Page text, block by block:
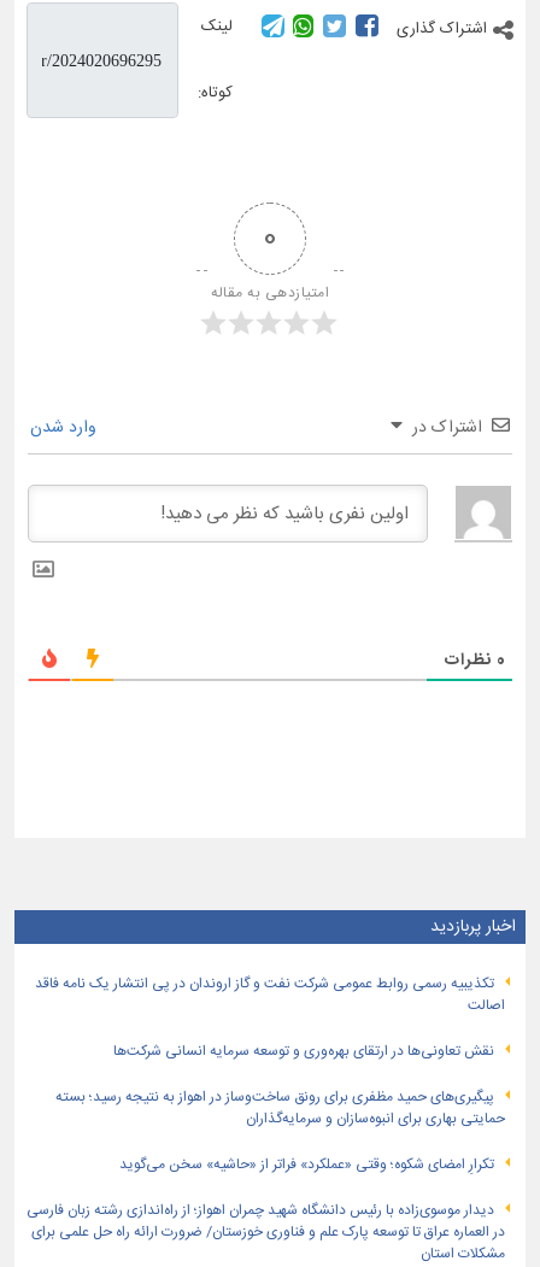
اشتراک گذاری لینک
کوتاه:
0
امتیازدهی به مقاله
اشتراک در وارد شدن
0 نظرات
اخبار پربازدید
تكذیبیه رسمی روابط عمومی شركت نفت و گاز اروندان در پی انتشار یک نامه فاقد
اصالت
نقش تعاونی‌ها در ارتقای بهره‌وری و توسعه سرمایه انسانی شرکت‌ها
پیگیری‌های حمید مظفری برای رونق ساخت‌وساز در اهواز به نتیجه رسید؛ بسته
حمایتی بهاری برای انبوه‌سازان و سرمایه‌گذاران
تکرارِ امضای شکوه؛ وقتی «عملکرد» فراتر از «حاشیه» سخن می‌گوید
دیدار موسوی‌زاده با رئیس دانشگاه شهید چمران اهواز؛ از راه‌اندازی رشته زبان فارسی
در العماره عراق تا توسعه پارک علم و فناوری خوزستان/ ضرورت ارائه راه حل علمی برای
مشکلات استان